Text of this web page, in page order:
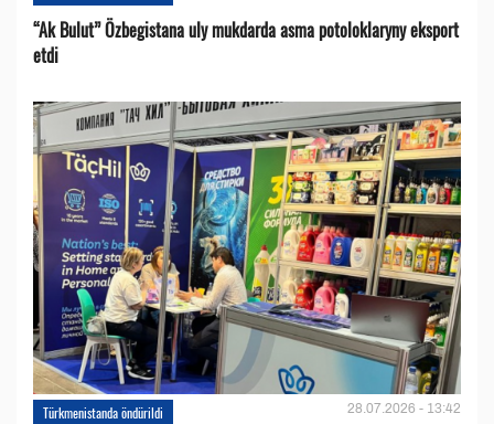
“Ak Bulut” Özbegistana uly mukdarda asma potoloklaryny eksport
etdi
Türkmenistanda öndürildi 28.07.2026 - 13:42